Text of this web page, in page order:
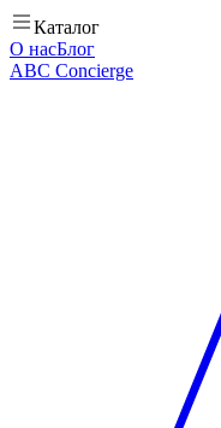
Каталог
О насБлог
ABC Concierge